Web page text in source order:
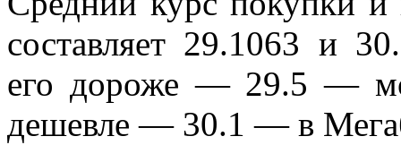
составляет 29.1063 и
его дороже — 29.5 —
дешевле — 30.1 — в